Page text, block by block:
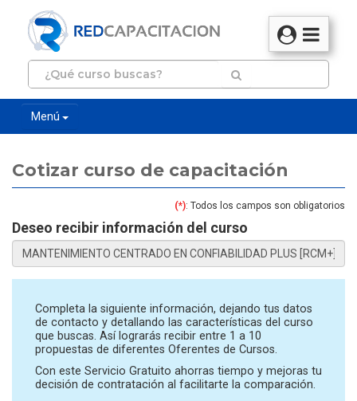
Menú
Cotizar curso de capacitación
(*): Todos los campos son obligatorios
Deseo recibir información del curso
Completa la siguiente información, dejando tus datos
de contacto y detallando las características del curso
que buscas. Así lograrás recibir entre 1 a 10
propuestas de diferentes Oferentes de Cursos.
Con este Servicio Gratuito ahorras tiempo y mejoras tu
decisión de contratación al facilitarte la comparación.